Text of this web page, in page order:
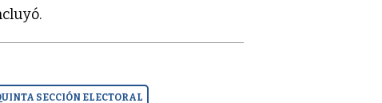
SECCIÓN ELECTORAL